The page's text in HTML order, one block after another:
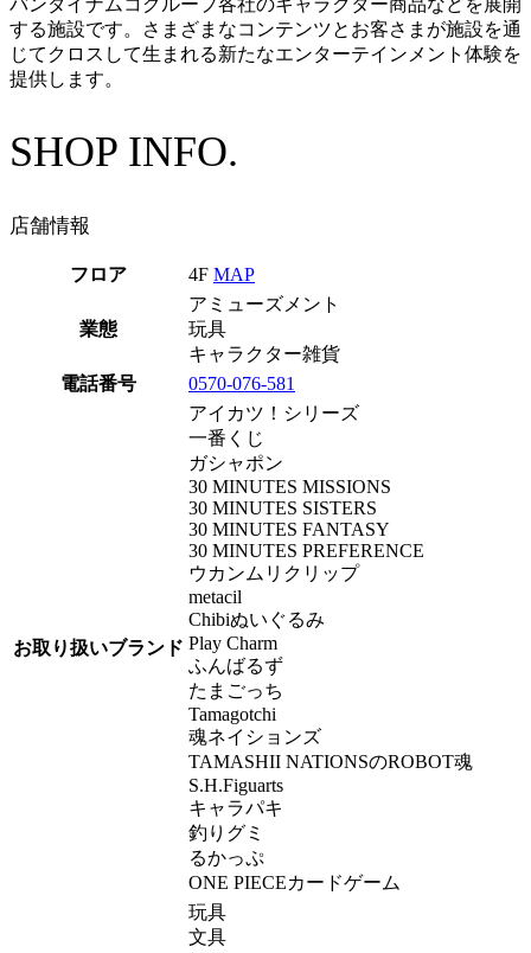
する施設です。さまざまなコンテンツとお客さまが施設を通
じてクロスして生まれる新たなエンターテインメント体験を
提供します。
SHOP INFO.
店舗情報
フロア 4F MAP
業態
アミューズメント
玩具
キャラクター雑貨
電話番号
0570-076-581
お取り扱いブランド
アイカツ！シリーズ
一番くじ
ガシャポン
30 MINUTES MISSIONS
30 MINUTES SISTERS
30 MINUTES FANTASY
30 MINUTES PREFERENCE
ウカンムリクリップ
metacil
Chibiぬいぐるみ
Play Charm
ふんばるず
たまごっち
Tamagotchi
魂ネイションズ
TAMASHII NATIONSのROBOT魂
S.H.Figuarts
キャラパキ
釣りグミ
るかっぷ
ONE PIECEカードゲーム
玩具
文具